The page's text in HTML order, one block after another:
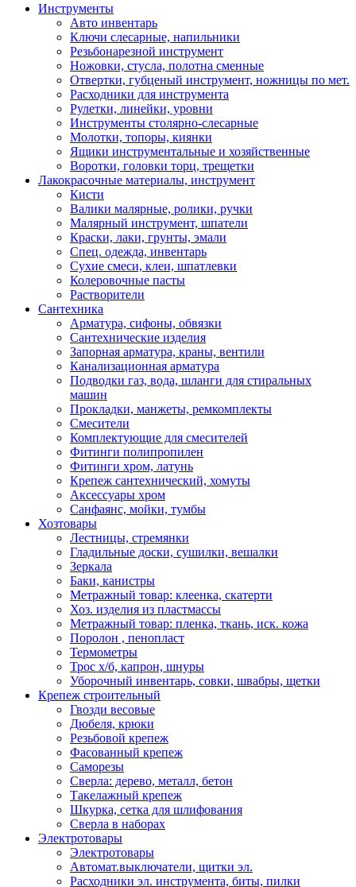
Инструменты
Авто инвентарь
Ключи слесарные, напильники
Резьбонарезной инструмент
Ножовки, стусла, полотна сменные
Отвертки, губценый инструмент, ножницы по мет.
Расходники для инструмента
Рулетки, линейки, уровни
Инструменты столярно-слесарные
Молотки, топоры, киянки
Ящики инструментальные и хозяйственные
Воротки, головки торц, трещетки
Лакокрасочные материалы, инструмент
Кисти
Валики малярные, ролики, ручки
Малярный инструмент, шпатели
Краски, лаки, грунты, эмали
Спец. одежда, инвентарь
Сухие смеси, клеи, шпатлевки
Колеровочные пасты
Растворители
Сантехника
Арматура, сифоны, обвязки
Сантехнические изделия
Запорная арматура, краны, вентили
Канализационная арматура
Подводки газ, вода, шланги для стиральных
машин
Прокладки, манжеты, ремкомплекты
Смесители
Комплектующие для смесителей
Фитинги полипропилен
Фитинги хром, латунь
Крепеж сантехнический, хомуты
Аксессуары хром
Санфаянс, мойки, тумбы
Хозтовары
Лестницы, стремянки
Гладильные доски, сушилки, вешалки
Зеркала
Баки, канистры
Метражный товар: клеенка, скатерти
Хоз. изделия из пластмассы
Метражный товар: пленка, ткань, иск. кожа
Поролон , пенопласт
Термометры
Трос х/б, капрон, шнуры
Уборочный инвентарь, совки, швабры, щетки
Крепеж строительный
Гвозди весовые
Дюбеля, крюки
Резьбовой крепеж
Фасованный крепеж
Саморезы
Сверла: дерево, металл, бетон
Такелажный крепеж
Шкурка, сетка для шлифования
Сверла в наборах
Электротовары
Электротовары
Автомат.выключатели, щитки эл.
Расходники эл. инструмента, биты, пилки